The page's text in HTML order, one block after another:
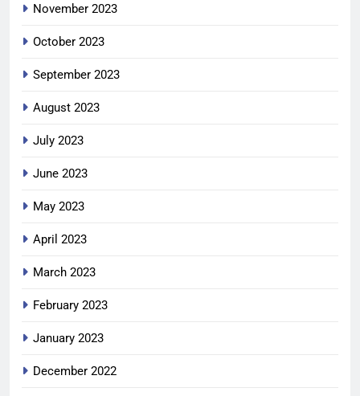
November 2023
October 2023
September 2023
August 2023
July 2023
June 2023
May 2023
April 2023
March 2023
February 2023
January 2023
December 2022